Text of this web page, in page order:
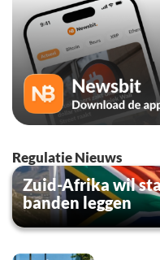
Regulatie Nieuws
Zuid-Afrika wil
banden leggen